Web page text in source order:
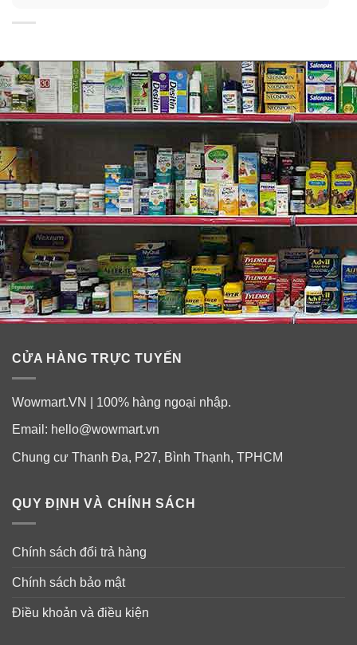
mi hoàn hảo cong vút hoàn hảo cả mi trên và mi dưới.
✓Khả năng chống thấm nước và mồ hôi vượt trội,
không lem, cho vẻ ngoài đẹp mê hồn suốt cả ngày.
Thành phần:
Thành phần
Octenylsuccinate, Ozokerite, Cera Microcristallina,
Wax, Trimethylsiloxysilicate,
Ethylene/Propylene/Styrene Copolymer, Diazolidinyl
CỬA HÀNG TRỰC TUYẾN
Wowmart.VN | 100% hàng ngoại nhập.
Email: hello@wowmart.vn
Chung cư Thanh Đa, P27, Bình Thạnh, TPHCM
QUY ĐỊNH VÀ CHÍNH SÁCH
Chính sách đổi trả hàng
Chính sách bảo mật
Điều khoản và điều kiện